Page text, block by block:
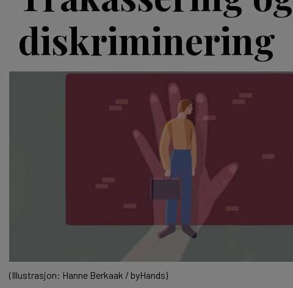
diskriminering
(Illustrasjon: Hanne Berkaak / byHands)